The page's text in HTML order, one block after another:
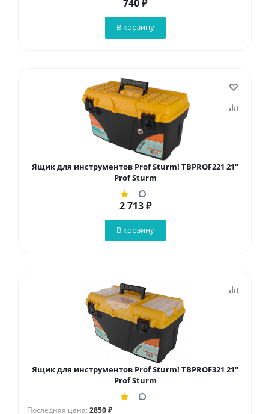
740₽
В корзину
Ящик для инструментов Prof Sturm! TBPROF221 21"
Prof Sturm
2 713₽
В корзину
Ящик для инструментов Prof Sturm! TBPROF321 21"
Prof Sturm
Последняя цена: 2850 ₽